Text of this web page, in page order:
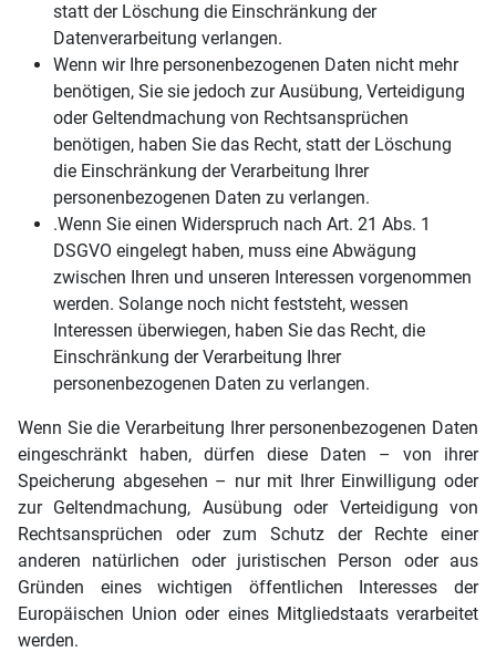
statt der Löschung die Einschränkung der
Datenverarbeitung verlangen.
Wenn wir Ihre personenbezogenen Daten nicht mehr
benötigen, Sie sie jedoch zur Ausübung, Verteidigung
oder Geltendmachung von Rechtsansprüchen
benötigen, haben Sie das Recht, statt der Löschung
die Einschränkung der Verarbeitung Ihrer
personenbezogenen Daten zu verlangen.
.Wenn Sie einen Widerspruch nach Art. 21 Abs. 1
DSGVO eingelegt haben, muss eine Abwägung
zwischen Ihren und unseren Interessen vorgenommen
werden. Solange noch nicht feststeht, wessen
Interessen überwiegen, haben Sie das Recht, die
Einschränkung der Verarbeitung Ihrer
personenbezogenen Daten zu verlangen.
Wenn Sie die Verarbeitung Ihrer personenbezogenen Daten
eingeschränkt haben, dürfen diese Daten – von ihrer
Speicherung abgesehen – nur mit Ihrer Einwilligung oder
zur Geltendmachung, Ausübung oder Verteidigung von
Rechtsansprüchen oder zum Schutz der Rechte einer
anderen natürlichen oder juristischen Person oder aus
Gründen eines wichtigen öffentlichen Interesses der
Europäischen Union oder eines Mitgliedstaats verarbeitet
werden.